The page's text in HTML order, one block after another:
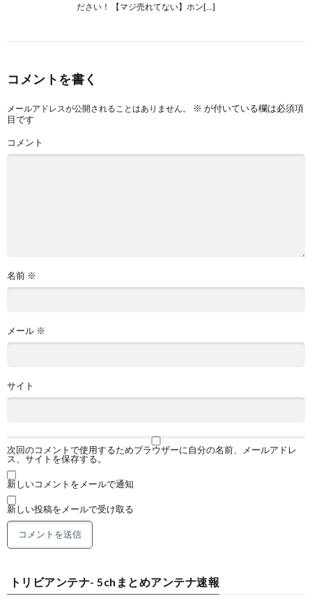
ださい！ 【マジ売れてない】ホン[…]
コメントを書く
メールアドレスが公開されることはありません。 ※ が付いている欄は必須項
目です
コメント
名前 ※
メール ※
サイト
次回のコメントで使用するためブラウザーに自分の名前、メールアドレ
ス、サイトを保存する。
新しいコメントをメールで通知
新しい投稿をメールで受け取る
トリビアンテナ- 5chまとめアンテナ速報